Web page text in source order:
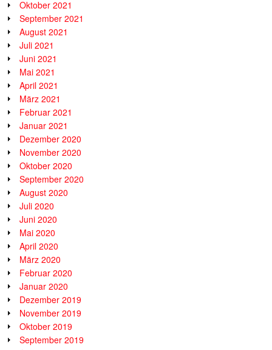
Oktober 2021
September 2021
August 2021
Juli 2021
Juni 2021
Mai 2021
April 2021
März 2021
Februar 2021
Januar 2021
Dezember 2020
November 2020
Oktober 2020
September 2020
August 2020
Juli 2020
Juni 2020
Mai 2020
April 2020
März 2020
Februar 2020
Januar 2020
Dezember 2019
November 2019
Oktober 2019
September 2019